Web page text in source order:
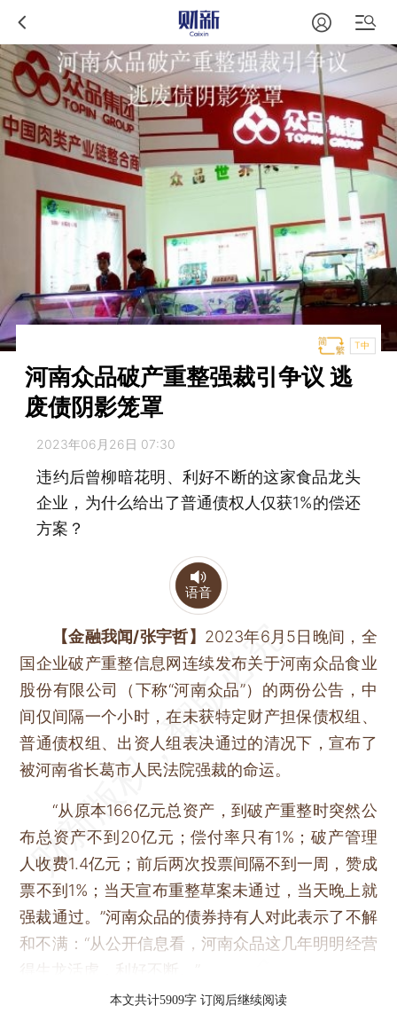
T中
河南众品破产重整强裁引争议 逃
废债阴影笼罩
2023年06月26日 07:30
违约后曾柳暗花明、利好不断的这家食品龙头
企业，为什么给出了普通债权人仅获1%的偿还
方案？
语音
【金融我闻/张宇哲】 2023年6月5日晚间，全
国企业破产重整信息网连续发布关于河南众品食业
股份有限公司（下称“河南众品”）的两份公告，中
间仅间隔一个小时，在未获特定财产担保债权组、
普通债权组、出资人组表决通过的清况下，宣布了
被河南省长葛市人民法院强裁的命运。
“从原本166亿元总资产，到破产重整时突然公
布总资产不到20亿元；偿付率只有1%；破产管理
人收费1.4亿元；前后两次投票间隔不到一周，赞成
票不到1%；当天宣布重整草案未通过，当天晚上就
强裁通过。”河南众品的债券持有人对此表示了不解
和不满：“从公开信息看，河南众品这几年明明经营
得生龙活虎，利好不断。”
本文共计5909字 订阅后继续阅读